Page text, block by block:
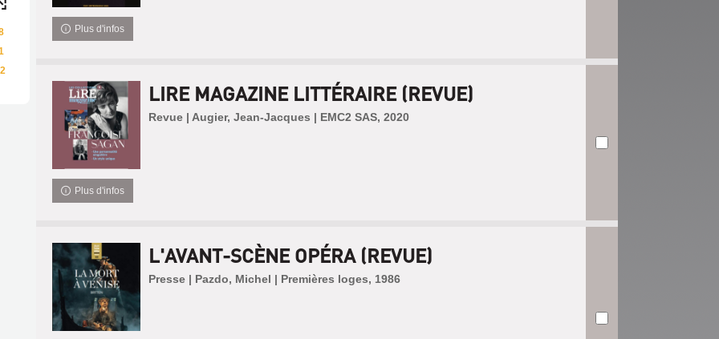
Plus d'infos
LIRE MAGAZINE LITTÉRAIRE (REVUE)
Revue | Augier, Jean-Jacques | EMC2 SAS, 2020
Plus d'infos
L'AVANT-SCÈNE OPÉRA (REVUE)
Presse | Pazdo, Michel | Premières loges, 1986